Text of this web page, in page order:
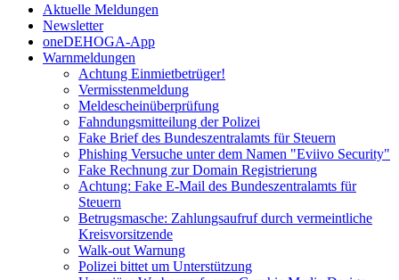
Aktuelle Meldungen
Newsletter
oneDEHOGA-App
Warnmeldungen
Achtung Einmietbetrüger!
Vermisstenmeldung
Meldescheinüberprüfung
Fahndungsmitteilung der Polizei
Fake Brief des Bundeszentralamts für Steuern
Phishing Versuche unter dem Namen "Eviivo Security"
Fake Rechnung zur Domain Registrierung
Achtung: Fake E-Mail des Bundeszentralamts für
Steuern
Betrugsmasche: Zahlungsaufruf durch vermeintliche
Kreisvorsitzende
Walk-out Warnung
Polizei bittet um Unterstützung